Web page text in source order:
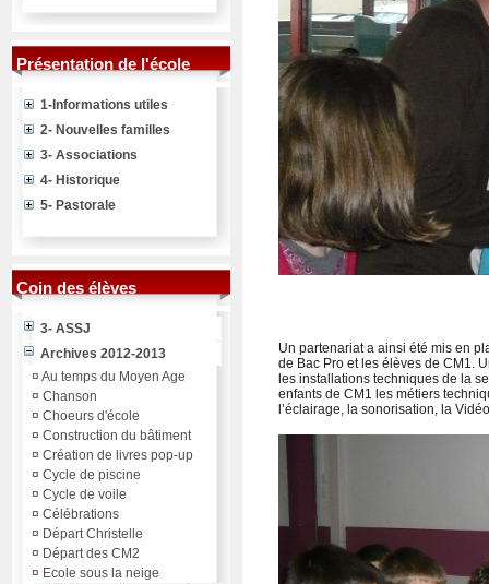
Présentation de l'école
1-Informations utiles
2- Nouvelles familles
3- Associations
4- Historique
5- Pastorale
Coin des élèves
3- ASSJ
Archives 2012-2013
¤ Au temps du Moyen Age
¤ Chanson
¤ Choeurs d'école
¤ Construction du bâtiment
¤ Création de livres pop-up
¤ Cycle de piscine
¤ Cycle de voile
¤ Célébrations
¤ Départ Christelle
¤ Départ des CM2
¤ Ecole sous la neige
Un partenariat a ainsi été mis en
de Bac Pro et les élèves de CM1.
les installations techniques de la
enfants de CM1 les métiers
l’éclairage, la sonorisation, la